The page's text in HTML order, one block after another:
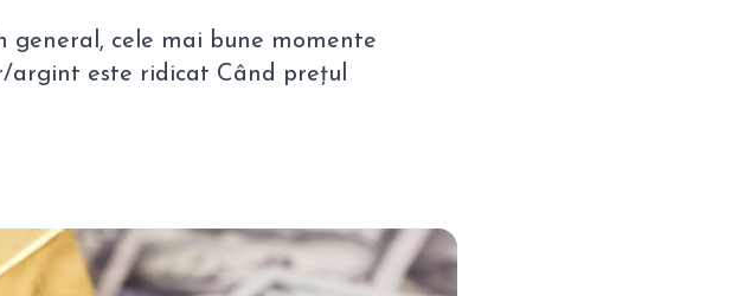
general, cele mai bune momente
argint este ridicat Când prețul